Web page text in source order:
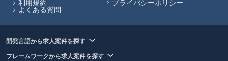
ていきます。
利用規約
プライバシーポリシー
よくある質問
開発言語から求人案件を探す
フレームワークから求人案件を探す